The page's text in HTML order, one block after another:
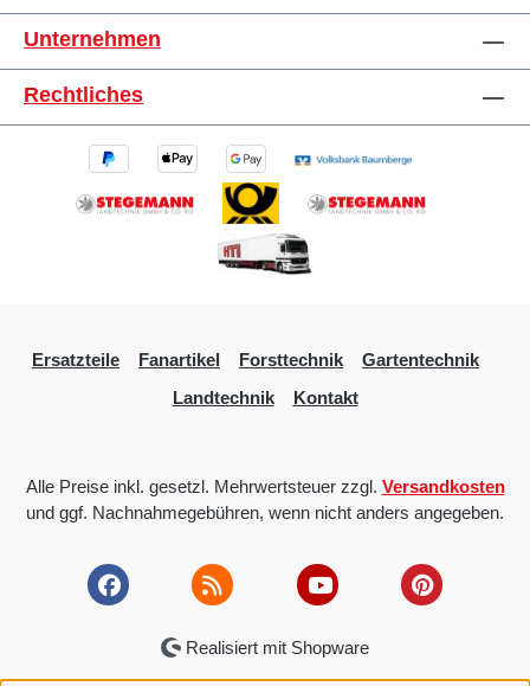
Unternehmen
Rechtliches
Ersatzteile Fanartikel Forsttechnik
Gartentechnik
Landtechnik
Kontakt
Alle Preise inkl. gesetzl. Mehrwertsteuer zzgl. Versandkosten
und ggf. Nachnahmegebühren, wenn nicht anders angegeben.
Realisiert mit Shopware